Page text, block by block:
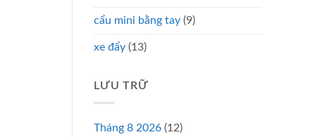
cẩu mini bằng tay (9)
xe đẩy (13)
LƯU TRỮ
Tháng 8 2026 (12)